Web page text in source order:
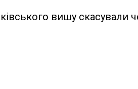
вишу скасували